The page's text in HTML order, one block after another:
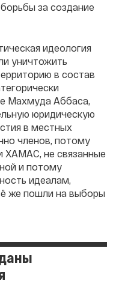
за создание
идеология
уничтожить
в состав
Махмуда Аббаса,
юридическую
в местных
членов, потому
ХАМАС, не связанные
и потому
идеалам,
же пошли на выборы